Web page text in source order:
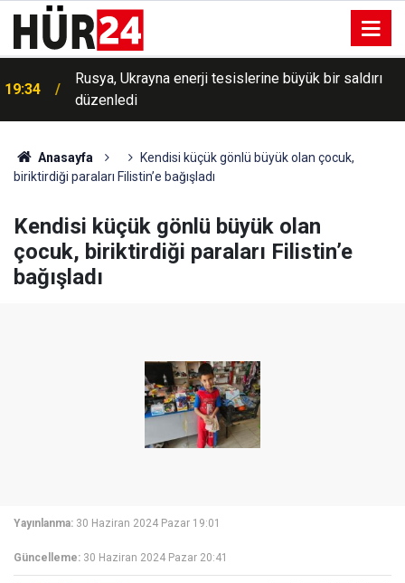
19:34
Rusya, Ukrayna enerji tesislerine büyük bir saldırı
düzenledi
Anasayfa
Kendisi küçük gönlü büyük olan çocuk,
biriktirdiği paraları Filistin’e bağışladı
Kendisi küçük gönlü büyük olan
çocuk, biriktirdiği paraları Filistin’e
bağışladı
Yayınlanma: 30 Haziran 2024 Pazar 19:01
Güncelleme: 30 Haziran 2024 Pazar 20:41